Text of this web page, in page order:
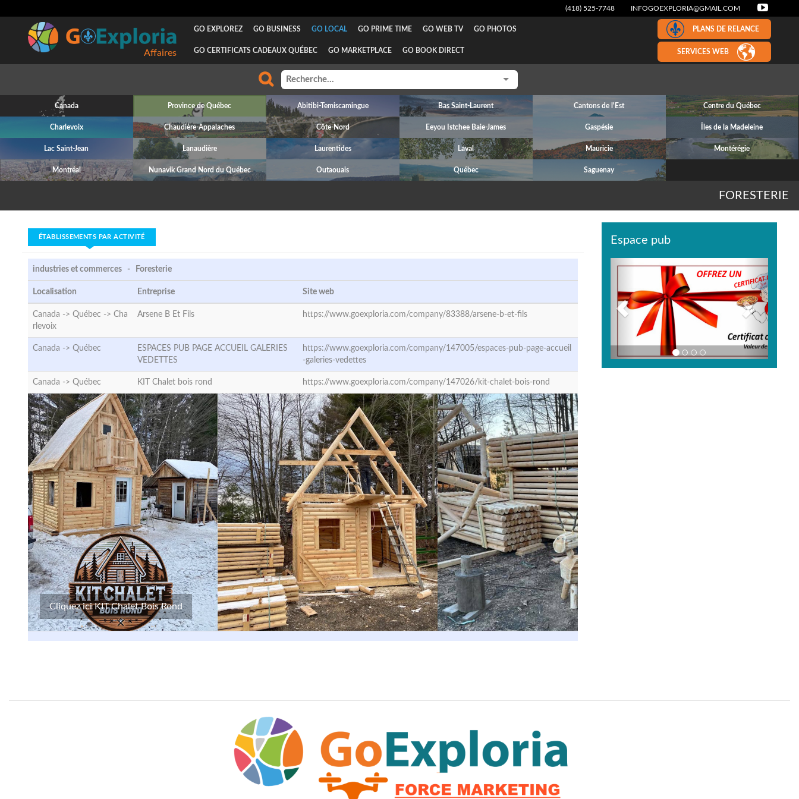
(418) 525-7748 INFOGOEXPLORIA@GMAIL.COM
Affaires
GO EXPLOREZ GO BUSINESS GO LOCAL GO PRIME TIME GO WEB TV GO PHOTOS
GO CERTIFICATS CADEAUX QUÉBEC GO MARKETPLACE GO BOOK DIRECT
PLANS DE RELANCE
SERVICES WEB
Canada Province de Québec Abitibi-Temiscamingue Bas Saint-Laurent Cantons de l'Est Centre du Québec
Charlevoix Chaudière-Appalaches Côte-Nord Eeyou Istchee Baie-James Gaspésie Îles de la Madeleine
Lac Saint-Jean Lanaudière Laurentides Laval Mauricie Montérégie
Montréal Nunavik Grand Nord du Québec Outaouais Québec Saguenay
FORESTERIE
ÉTABLISSEMENTS PAR ACTIVITÉ
industries et commerces - Foresterie
Localisation Entreprise Site web
Canada -> Québec -> Cha
rlevoix
Arsene B Et Fils https://www.goexploria.com/company/83388/arsene-b-et-fils
Canada -> Québec
ESPACES PUB PAGE ACCUEIL GALERIES
VEDETTES
https://www.goexploria.com/company/147005/espaces-pub-page-accueil
-galeries-vedettes
Canada -> Québec KIT Chalet bois rond https://www.goexploria.com/company/147026/kit-chalet-bois-rond
Cliquez ici KIT Chalet Bois Rond
Espace pub
Previous
Next